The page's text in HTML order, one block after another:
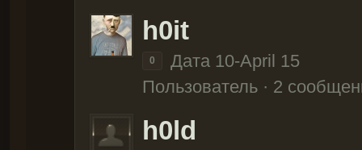
h0it
0
Дата 10-April 15
Пользователь · 2
h0ld